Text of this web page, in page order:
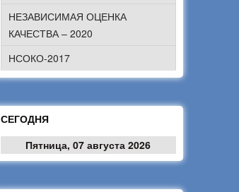
НЕЗАВИСИМАЯ ОЦЕНКА
КАЧЕСТВА – 2020
НСОКО-2017
СЕГОДНЯ
Пятница, 07 августа 2026